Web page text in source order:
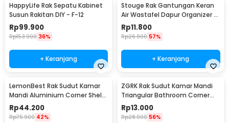
HappyLife Rak Sepatu Kabinet
Susun Rakitan DIY - F-12
Rp99.900
Rp153.900 36%
+ Keranjang
Stouge Rak Gantungan Keran
Air Wastafel Dapur Organizer -
PXM19
Rp11.800
Rp26.900 57%
+ Keranjang
LemonBest Rak Sudut Kamar
Mandi Aluminium Corner Shelf
Rack 2 Layers - G48
Rp44.200
Rp75.900 42%
ZGRK Rak Sudut Kamar Mandi
Triangular Bathroom Corner
Shelf Plastik - ST145
Rp13.000
Rp28.900 56%